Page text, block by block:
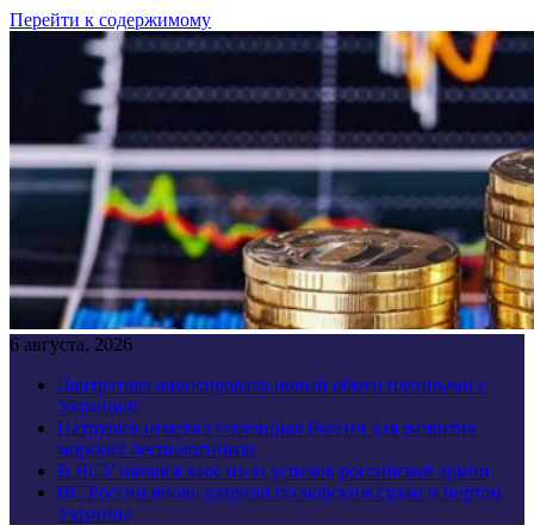
Перейти к содержимому
6 августа, 2026
Лантратова анонсировала новый обмен пленными с
Украиной
Патрушев отметил потенциал России для развития
морских беспилотников
В ВСУ начался хаос из-за успехов российской армии
ВС России вновь ударили по морским судам и портам
Украины